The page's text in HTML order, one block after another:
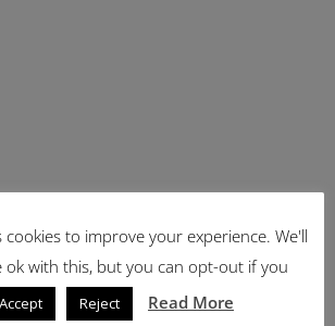
cookies to improve your experience. We'll
ok with this, but you can opt-out if you
Accept Reject Read More